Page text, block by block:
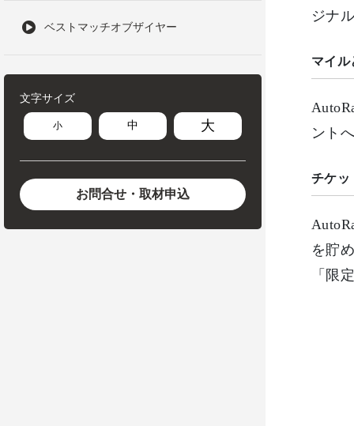
ベストマッチオブザイヤー
文字サイズ
小 中 大
お問合せ・取材申込
ジナ
マイル
ント
チケッ
を貯
「限